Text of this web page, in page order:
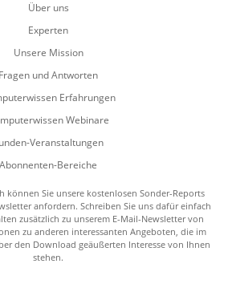
Über uns
Experten
Unsere Mission
Fragen und Antworten
Erfahrungen
Webinare
Veranstaltungen
Abonnenten-Bereiche
können Sie unsere kostenlosen Sonder-Reports
anfordern. Schreiben Sie uns dafür einfach
zusätzlich zu unserem E-Mail-Newsletter von
zu anderen interessanten Angeboten, die im
den Download geäußerten Interesse von Ihnen
stehen.